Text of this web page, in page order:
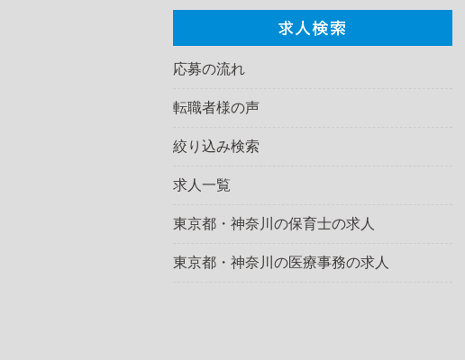
応募の流れ
転職者様の声
絞り込み検索
求人一覧
東京都・神奈川の保育士の求人
東京都・神奈川の医療事務の求人